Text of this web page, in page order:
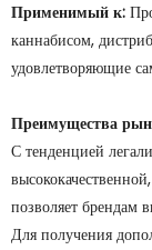
Применимый к:
каннабисом,
удовлетворяющие
Преимущества
С тенденцией
позволяет брендам
Для получения